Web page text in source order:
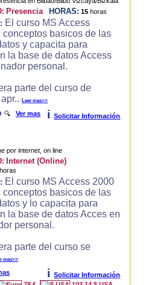
Presencia HORAS: 15 horas
El curso MS Access
conceptos basicos de las
y capacita para
la base de datos Access
personal.
parte del curso de
apr..Leer mas>>
🔍Ver mas i Solicitar Información
Internet (Online)
horas
El curso MS Access 2000
conceptos basicos de las
y lo capacita para
la base de datos Acces en
personal.
parte del curso se
mas>>
i
Solicitar Información